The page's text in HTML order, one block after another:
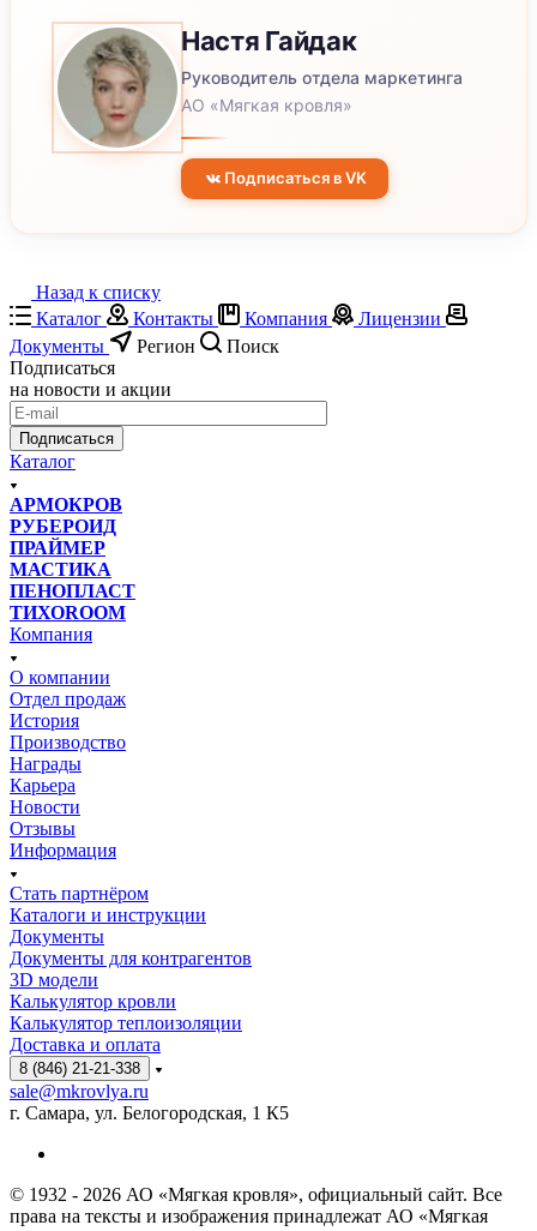
Настя Гайдак
Руководитель отдела маркетинга
АО «Мягкая кровля»
Подписаться в VK
Назад к списку
Каталог
Контакты Компания
Лицензии
Документы
Регион
Поиск
Подписаться
на новости и акции
Подписаться
Каталог
АРМОКРОВ
РУБЕРОИД
ПРАЙМЕР
МАСТИКА
ПЕНОПЛАСТ
ТИХОROOM
Компания
О компании
Отдел продаж
История
Производство
Награды
Карьера
Новости
Отзывы
Информация
Стать партнёром
Каталоги и инструкции
Документы
Документы для контрагентов
3D модели
Калькулятор кровли
Калькулятор теплоизоляции
Доставка и оплата
8 (846) 21-21-338
sale@mkrovlya.ru
г. Самара, ул. Белогородская, 1 К5
© 1932 - 2026 АО «Мягкая кровля», официальный сайт. Все
права на тексты и изображения принадлежат АО «Мягкая